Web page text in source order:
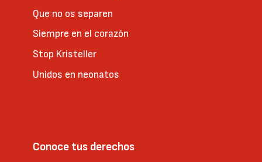
Que no os separen
Siempre en el corazón
Stop Kristeller
Unidos en neonatos
Conoce tus derechos